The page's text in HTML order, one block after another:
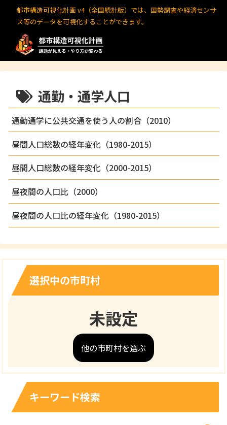
都市構造可視化計画 v4（全国統計版）では、国勢調査や経済センサ
ス等のデータを可視化することができます。
通勤・通学人口
通勤通学に公共交通を使う人の割合（2010）
昼間人口総数の経年変化（1980-2015）
昼間人口総数の経年変化（2000-2015）
昼夜間の人口比（2000）
昼夜間の人口比の経年変化（1980-2015）
選択中の市町村
未設定
他の市町村を選ぶ
キーワード検索